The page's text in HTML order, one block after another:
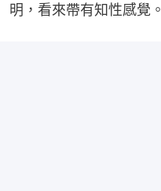
明，看來帶有知性感覺。